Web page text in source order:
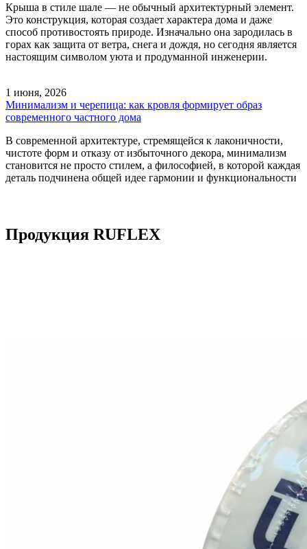
Крыша в стиле шале — не обычный архитектурный элемент.
Это конструкция, которая создает характера дома и даже
способ противостоять природе. Изначально она зародилась в
горах как защита от ветра, снега и дождя, но сегодня является
настоящим символом уюта и продуманной инженерии.
1 июня, 2026
Минимализм и черепица: как кровля формирует образ
современного частного дома
В современной архитектуре, стремящейся к лаконичности,
чистоте форм и отказу от избыточного декора, минимализм
становится не просто стилем, а философией, в которой каждая
деталь подчинена общей идее гармонии и функциональности
Продукция RUFLEX